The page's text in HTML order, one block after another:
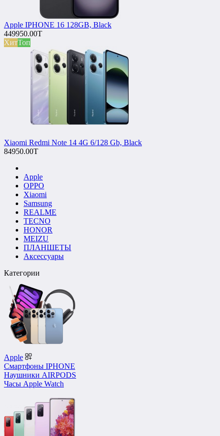
Apple IPHONE 16 128GB, Black
449950.00T
ХитТоп
Xiaomi Redmi Note 14 4G 6/128 Gb, Black
84950.00T
Apple
OPPO
Xiaomi
Samsung
REALME
TECNO
HONOR
MEIZU
ПЛАНШЕТЫ
Аксессуары
Категории
Apple
Смартфоны IPHONE
Наушники AIRPODS
Часы Apple Watch